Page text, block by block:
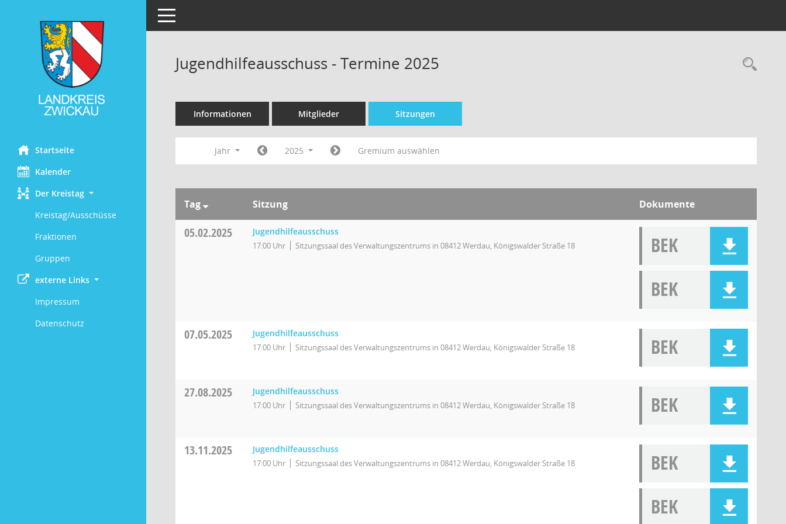
Startseite
Kalender
Der Kreistag
Kreistag/Ausschüsse
Fraktionen
Gruppen
externe Links
Impressum
Datenschutz
Toggle navigation
Jugendhilfeausschuss - Termine 2025
Informationen Mitglieder Sitzungen
Jahr 2025 Gremium auswählen
Tag Sitzung Dokumente
05.02.2025 Jugendhilfeausschuss
17:00 Uhr Sitzungssaal des Verwaltungszentrums in 08412 Werdau, Königswalder Straße 18
BEK
BEK
07.05.2025 Jugendhilfeausschuss
17:00 Uhr Sitzungssaal des Verwaltungszentrums in 08412 Werdau, Königswalder Straße 18 BEK
27.08.2025 Jugendhilfeausschuss
17:00 Uhr Sitzungssaal des Verwaltungszentrums in 08412 Werdau, Königswalder Straße 18 BEK
13.11.2025 Jugendhilfeausschuss
17:00 Uhr Sitzungssaal des Verwaltungszentrums in 08412 Werdau, Königswalder Straße 18
BEK
BEK